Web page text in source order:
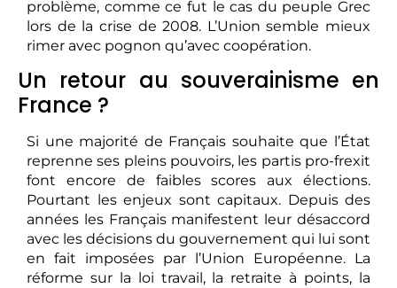
problème, comme ce fut le cas du peuple Grec
lors de la crise de 2008. L’Union semble mieux
rimer avec pognon qu’avec coopération.
Un retour au souverainisme en
France ?
Si une majorité de Français souhaite que l’État
reprenne ses pleins pouvoirs, les partis pro-frexit
font encore de faibles scores aux élections.
Pourtant les enjeux sont capitaux. Depuis des
années les Français manifestent leur désaccord
avec les décisions du gouvernement qui lui sont
en fait imposées par l’Union Européenne. La
réforme sur la loi travail, la retraite à points, la